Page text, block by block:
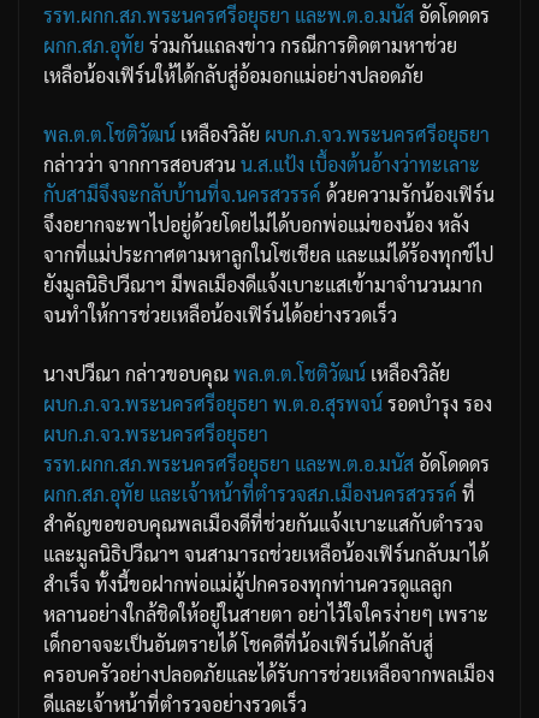
รรท.ผกก.สภ.พระนครศรีอยุธยา และพ.ต.อ.มนัสอัดโดดดร
ผกก.สภ.อุทัย ร่วมกันแถลงข่าว กรณีการติดตามหาช่วย
เหลือน้องเฟิร์นให้ได้กลับสู่อ้อมอกแม่อย่างปลอดภัย
พล.ต.ต.โชติวัฒน์ เหลืองวิลัย ผบก.ภ.จว.พระนครศรีอยุธยา
กล่าวว่า จากการสอบสวนน.ส.แป้ง เบื้องต้นอ้างว่าทะเลาะ
กับสามีจึงจะกลับบ้านที่จ.นครสวรรค์ ด้วยความรักน้องเฟิร์น
จึงอยากจะพาไปอยู่ด้วยโดยไม่ได้บอกพ่อแม่ของน้อง หลัง
จากที่แม่ประกาศตามหาลูกในโซเชียล และแม่ได้ร้องทุกข์ไป
ยังมูลนิธิปวีณาฯ มีพลเมืองดีแจ้งเบาะแสเข้ามาจำนวนมาก
จนทำให้การช่วยเหลือน้องเฟิร์นได้อย่างรวดเร็ว
นางปวีณา กล่าวขอบคุณพล.ต.ต.โชติวัฒน์ เหลืองวิลัย
ผบก.ภ.จว.พระนครศรีอยุธยา พ.ต.อ.สุรพจน์รอดบำรุง รอง
ผบก.ภ.จว.พระนครศรีอยุธยา
รรท.ผกก.สภ.พระนครศรีอยุธยา และพ.ต.อ.มนัสอัดโดดดร
ผกก.สภ.อุทัย และเจ้าหน้าที่ตำรวจสภ.เมืองนครสวรรค์ ที่
สำคัญขอขอบคุณพลเมืองดีที่ช่วยกันแจ้งเบาะแสกับตำรวจ
และมูลนิธิปวีณาฯ จนสามารถช่วยเหลือน้องเฟิร์นกลับมาได้
สำเร็จ ทั้งนี้ขอฝากพ่อแม่ผู้ปกครองทุกท่านควรดูแลลูก
หลานอย่างใกล้ชิดให้อยู่ในสายตา อย่าไว้ใจใครง่ายๆ เพราะ
เด็กอาจจะเป็นอันตรายได้ โชคดีที่น้องเฟิร์นได้กลับสู่
ครอบครัวอย่างปลอดภัยและได้รับการช่วยเหลือจากพลเมือง
ดีและเจ้าหน้าที่ตำรวจอย่างรวดเร็ว